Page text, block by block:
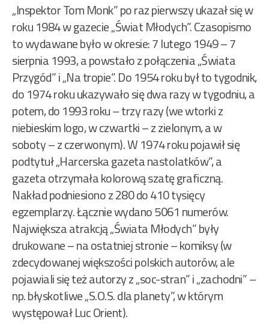
„Inspektor Tom Monk” po raz pierwszy ukazał się w
roku 1984 w gazecie „Świat Młodych”. Czasopismo
to wydawane było w okresie: 7 lutego 1949 – 7
sierpnia 1993, a powstało z połączenia „Świata
Przygód” i „Na tropie”. Do 1954 roku był to tygodnik,
do 1974 roku ukazywało się dwa razy w tygodniu, a
potem, do 1993 roku – trzy razy (we wtorki z
niebieskim logo, w czwartki – z zielonym, a w
soboty – z czerwonym). W 1974 roku pojawił się
podtytuł „Harcerska gazeta nastolatków”, a
gazeta otrzymała kolorową szatę graficzną.
Nakład podniesiono z 280 do 410 tysięcy
egzemplarzy. Łącznie wydano 5061 numerów.
Największa atrakcją „Świata Młodych” były
drukowane – na ostatniej stronie – komiksy (w
zdecydowanej większości polskich autorów, ale
pojawiali się też autorzy z „soc-stran” i „zachodni” –
np. błyskotliwe „S.O.S. dla planety”, w którym
występował Luc Orient).